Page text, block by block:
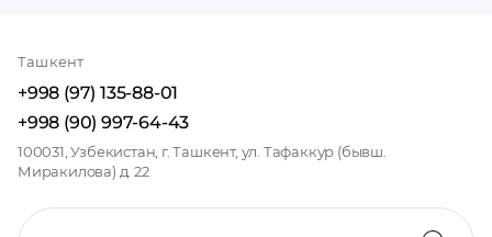
Ташкент
+998 (97) 135-88-01
+998 (90) 997-64-43
100031, Узбекистан, г. Ташкент, ул. Тафаккур (бывш.
Миракилова) д. 22